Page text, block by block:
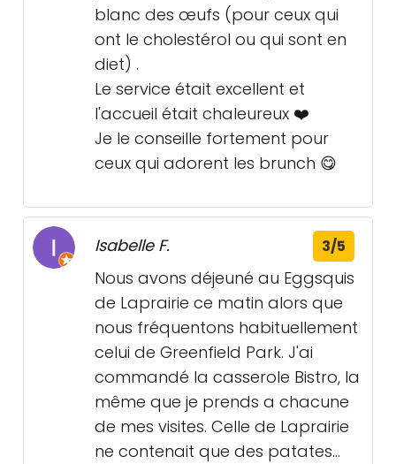
blanc des œufs (pour ceux qui
ont le cholestérol ou qui sont en
diet) .
Le service était excellent et
l'accueil était chaleureux ❤️
Je le conseille fortement pour
ceux qui adorent les brunch 😋
Isabelle F. 3/5
Nous avons déjeuné au Eggsquis
de Laprairie ce matin alors que
nous fréquentons habituellement
celui de Greenfield Park. J'ai
commandé la casserole Bistro, la
même que je prends a chacune
de mes visites. Celle de Laprairie
ne contenait que des patates...